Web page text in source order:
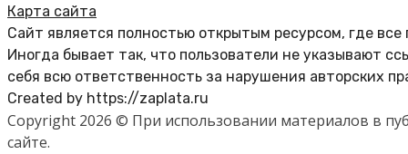
Карта сайта
Сайт является полностью открытым ресурсом, где
Иногда бывает так, что пользователи не указывают
себя всю ответственность за нарушения авторских
Created by https://zaplata.ru
Copyright 2026 © При использовании материалов в
сайте.